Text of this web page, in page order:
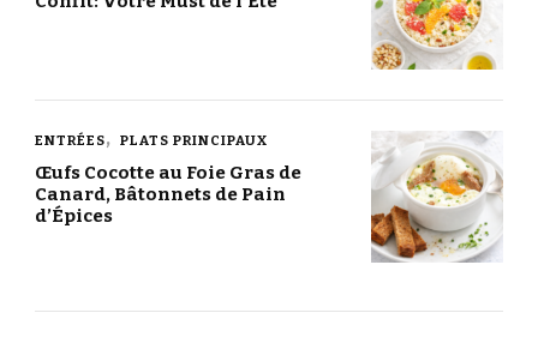
ENTRÉES PLATS PRINCIPAUX
Œufs Cocotte au Foie Gras de
Canard, Bâtonnets de Pain
d’Épices